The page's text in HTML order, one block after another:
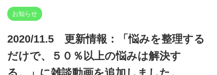
お知らせ
2020/11.5 更新情報：「悩みを整理する
だけで、５０％以上の悩みは解決す